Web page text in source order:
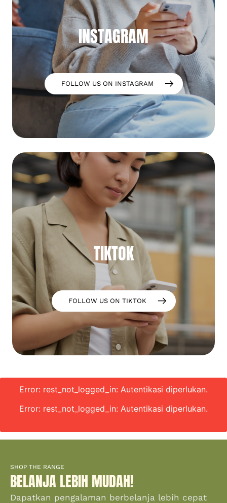
INSTAGRAM
FOLLOW US ON INSTAGRAM
TIKTOK
FOLLOW US ON TIKTOK
Error: rest_not_logged_in: Autentikasi diperlukan.
Error: rest_not_logged_in: Autentikasi diperlukan.
SHOP THE RANGE
BELANJA LEBIH MUDAH!
Dapatkan pengalaman berbelanja lebih cepat